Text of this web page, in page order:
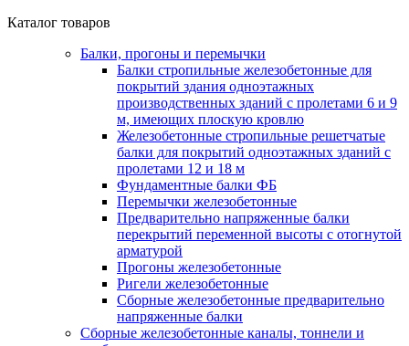
Каталог товаров
Балки, прогоны и перемычки
Балки стропильные железобетонные для
покрытий здания одноэтажных
производственных зданий с пролетами 6 и 9
м, имеющих плоскую кровлю
Железобетонные стропильные решетчатые
балки для покрытий одноэтажных зданий с
пролетами 12 и 18 м
Фундаментные балки ФБ
Перемычки железобетонные
Предварительно напряженные балки
перекрытий переменной высоты с отогнутой
арматурой
Прогоны железобетонные
Ригели железобетонные
Сборные железобетонные предварительно
напряженные балки
Сборные железобетонные каналы, тоннели и